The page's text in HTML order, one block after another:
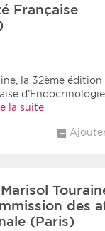
Française
la 32ème édition
la suite
des
(Paris)